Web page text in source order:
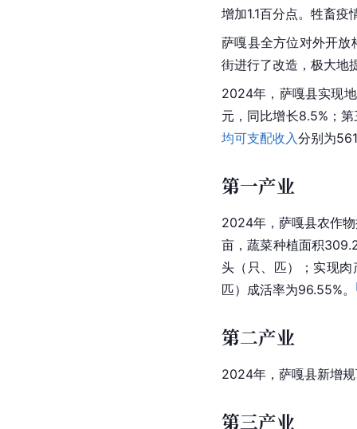
增加1.1百分点。牲畜
萨嘎县全方位对外开
街进行了改造，极大地
2024年，萨嘎县实现
元，同比增长8.5%；
均可支配收入分别为
第一产业
2024年，萨嘎县农作
亩，蔬菜种植面积
头（只、匹）；实现
匹）成活率为96.55%。
第二产业
2024年，萨嘎县新增
第三产业